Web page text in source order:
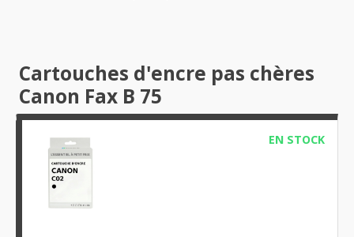
Cartouches d'encre pas chères
Canon Fax B 75
EN STOCK